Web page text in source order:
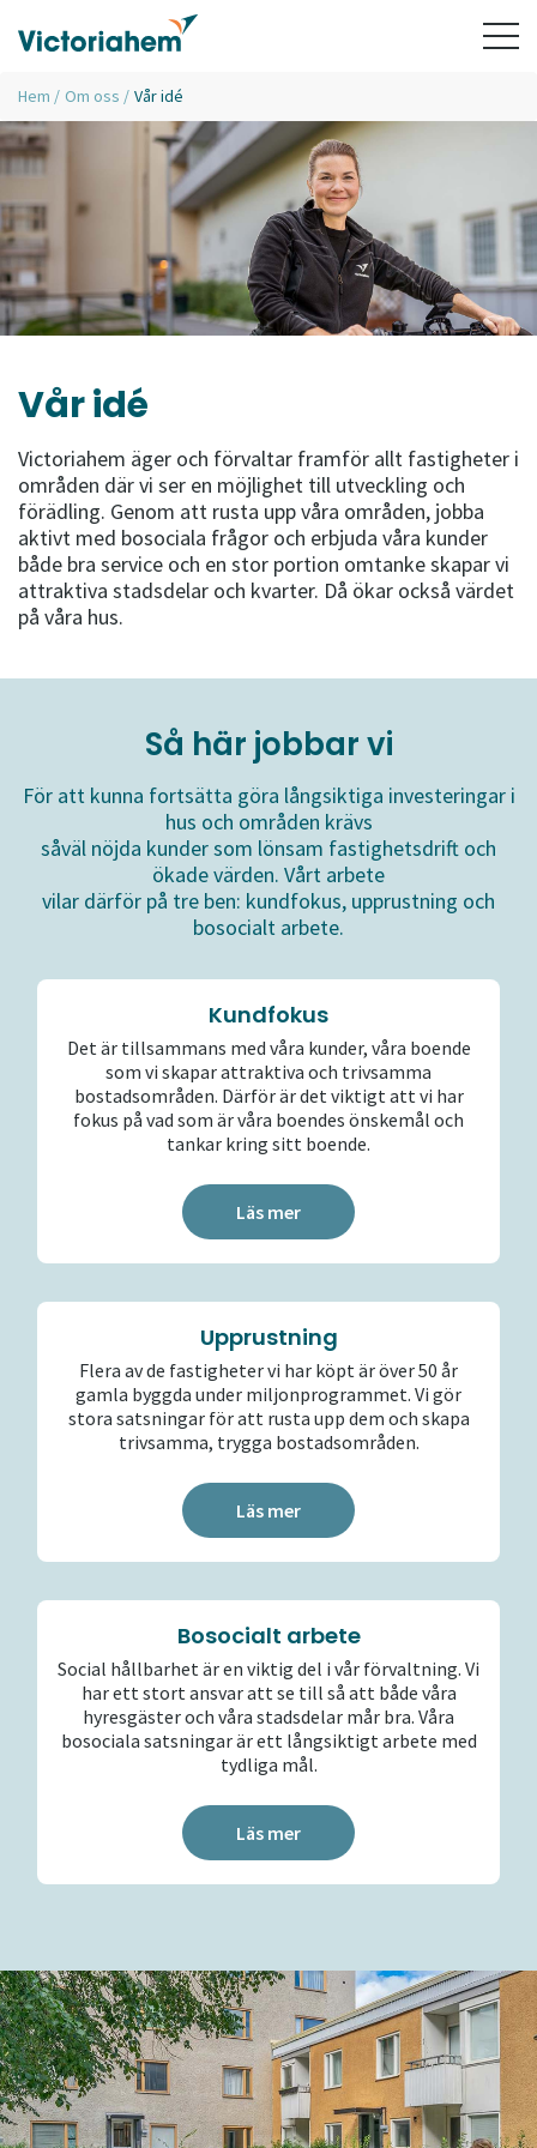
Hem / Om oss / Vår idé
Vår idé
Victoriahem äger och förvaltar framför allt fastigheter i
områden där vi ser en möjlighet till utveckling och
förädling. Genom att rusta upp våra områden, jobba
aktivt med bosociala frågor och erbjuda våra kunder
både bra service och en stor portion omtanke skapar vi
attraktiva stadsdelar och kvarter. Då ökar också värdet
på våra hus.
Så här jobbar vi
För att kunna fortsätta göra långsiktiga investeringar i
hus och områden krävs
såväl nöjda kunder som lönsam fastighetsdrift och
ökade värden. Vårt arbete
vilar därför på tre ben: kundfokus, upprustning och
bosocialt arbete.
Kundfokus
Det är tillsammans med våra kunder, våra boende
som vi skapar attraktiva och trivsamma
bostadsområden. Därför är det viktigt att vi har
fokus på vad som är våra boendes önskemål och
tankar kring sitt boende.
Läs mer
Upprustning
Flera av de fastigheter vi har köpt är över 50 år
gamla byggda under miljonprogrammet. Vi gör
stora satsningar för att rusta upp dem och skapa
trivsamma, trygga bostadsområden.
Läs mer
Bosocialt arbete
Social hållbarhet är en viktig del i vår förvaltning. Vi
har ett stort ansvar att se till så att både våra
hyresgäster och våra stadsdelar mår bra. Våra
bosociala satsningar är ett långsiktigt arbete med
tydliga mål.
Läs mer